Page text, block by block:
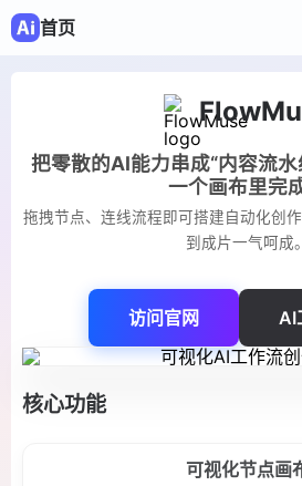
首页
把零散的AI能力串成“内容流
一个画布里完成
拖拽节点、连线流程即可搭建自动化创
到成片一气呵成。
访问官网 AI
核心功能
可视化节点画